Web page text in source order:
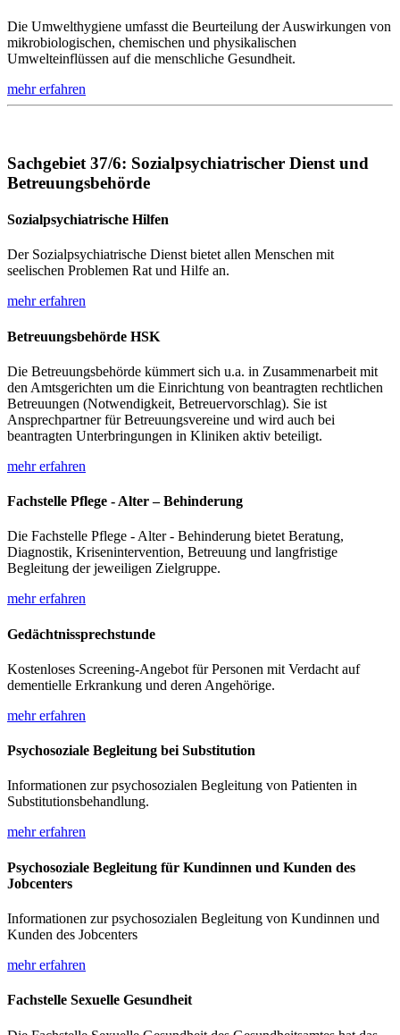
Die Umwelthygiene umfasst die Beurteilung der Auswirkungen von
mikrobiologischen, chemischen und physikalischen
Umwelteinflüssen auf die menschliche Gesundheit.
mehr erfahren
Sachgebiet 37/6: Sozialpsychiatrischer Dienst und
Betreuungsbehörde
Sozialpsychiatrische Hilfen
Der Sozialpsychiatrische Dienst bietet allen Menschen mit
seelischen Problemen Rat und Hilfe an.
mehr erfahren
Betreuungsbehörde HSK
Die Betreuungsbehörde kümmert sich u.a. in Zusammenarbeit mit
den Amtsgerichten um die Einrichtung von beantragten rechtlichen
Betreuungen (Notwendigkeit, Betreuervorschlag). Sie ist
Ansprechpartner für Betreuungsvereine und wird auch bei
beantragten Unterbringungen in Kliniken aktiv beteiligt.
mehr erfahren
Fachstelle Pflege - Alter – Behinderung
Die Fachstelle Pflege - Alter - Behinderung bietet Beratung,
Diagnostik, Krisenintervention, Betreuung und langfristige
Begleitung der jeweiligen Zielgruppe.
mehr erfahren
Gedächtnissprechstunde
Kostenloses Screening-Angebot für Personen mit Verdacht auf
dementielle Erkrankung und deren Angehörige.
mehr erfahren
Psychosoziale Begleitung bei Substitution
Informationen zur psychosozialen Begleitung von Patienten in
Substitutionsbehandlung.
mehr erfahren
Psychosoziale Begleitung für Kundinnen und Kunden des
Jobcenters
Informationen zur psychosozialen Begleitung von Kundinnen und
Kunden des Jobcenters
mehr erfahren
Fachstelle Sexuelle Gesundheit